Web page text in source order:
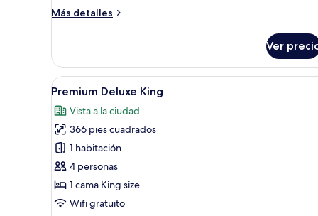
Más detalles
Más
superior
Ver
Abrir
todas
las
fotos
de
Premium
Deluxe
King
Habitación de hotel con una
3
Premium Deluxe King
Vista a la ciudad
366 pies cuadrados
1 habitación
4 personas
1 cama King size
Wifi gratuito